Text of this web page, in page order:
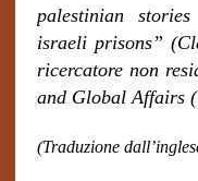
palestinian
israeli prisons”
ricercatore non
and Global Affairs
(Traduzione